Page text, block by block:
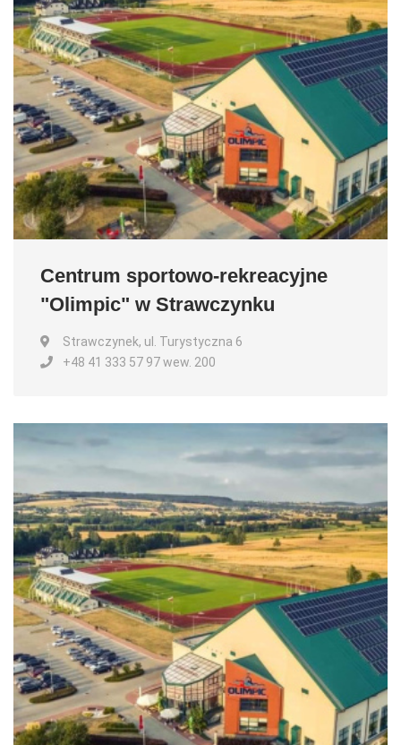
Centrum sportowo-rekreacyjne
"Olimpic" w Strawczynku
Strawczynek, ul. Turystyczna 6
+48 41 333 57 97 wew. 200